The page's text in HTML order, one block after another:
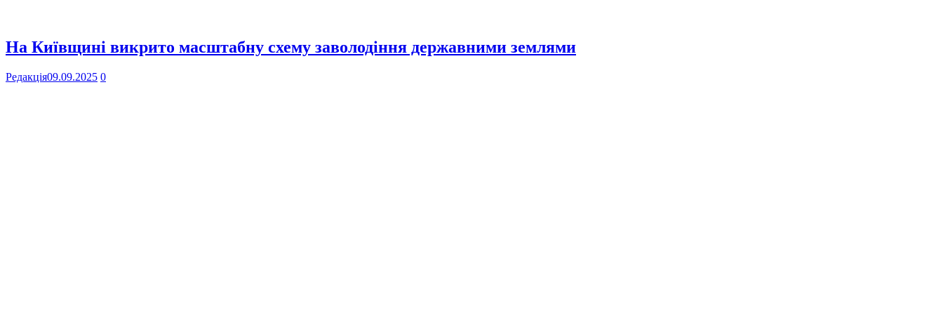
На Київщині викрито масштабну схему заволодіння державними землями
Редакція09.09.2025 0